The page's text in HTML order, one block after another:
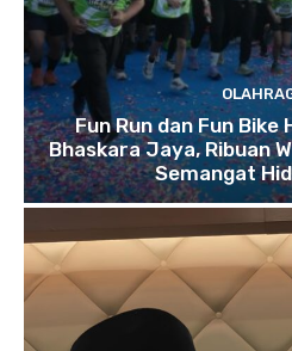
Fun Run dan Fun Bike
Bhaskara Jaya, Ribuan
Semangat